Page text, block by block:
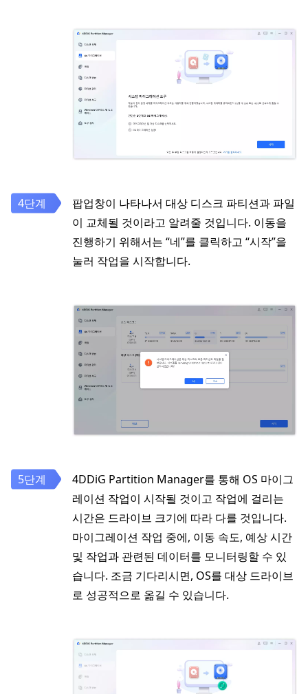
팝업창이 나타나서 대상 디스크 파티션과 파일
이 교체될 것이라고 알려줄 것입니다. 이동을
진행하기 위해서는 “네”를 클릭하고 “시작”을
눌러 작업을 시작합니다.
4DDiG Partition Manager를 통해 OS 마이그
레이션 작업이 시작될 것이고 작업에 걸리는
시간은 드라이브 크기에 따라 다를 것입니다.
마이그레이션 작업 중에, 이동 속도, 예상 시간
및 작업과 관련된 데이터를 모니터링할 수 있
습니다. 조금 기다리시면, OS를 대상 드라이브
로 성공적으로 옮길 수 있습니다.